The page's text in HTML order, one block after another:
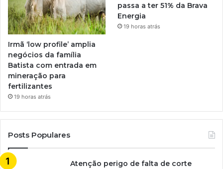
Irmã ‘low profile’ amplia
negócios da família
Batista com entrada em
mineração para
fertilizantes
19 horas atrás
passa a ter 51% da Brava
Energia
19 horas atrás
Posts Populares
Atenção perigo de falta de corte